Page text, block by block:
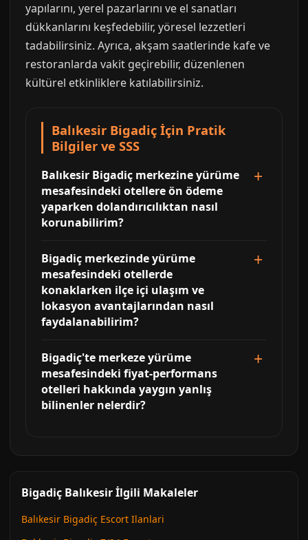
yapılarını, yerel pazarlarını ve el sanatları
dükkanlarını keşfedebilir, yöresel lezzetleri
tadabilirsiniz. Ayrıca, akşam saatlerinde kafe ve
restoranlarda vakit geçirebilir, düzenlenen
kültürel etkinliklere katılabilirsiniz.
Balıkesir Bigadiç İçin Pratik
Bilgiler ve SSS
Balıkesir Bigadiç merkezine yürüme
mesafesindeki otellere ön ödeme
yaparken dolandırıcılıktan nasıl
korunabilirim?
Bigadiç merkezinde yürüme
mesafesindeki otellerde
konaklarken ilçe içi ulaşım ve
lokasyon avantajlarından nasıl
faydalanabilirim?
Bigadiç'te merkeze yürüme
mesafesindeki fiyat-performans
otelleri hakkında yaygın yanlış
bilinenler nelerdir?
Bigadiç Balıkesir İlgili Makaleler
Balıkesir Bigadiç Escort Ilanlari